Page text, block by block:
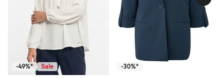
-49%* Sale -30%*